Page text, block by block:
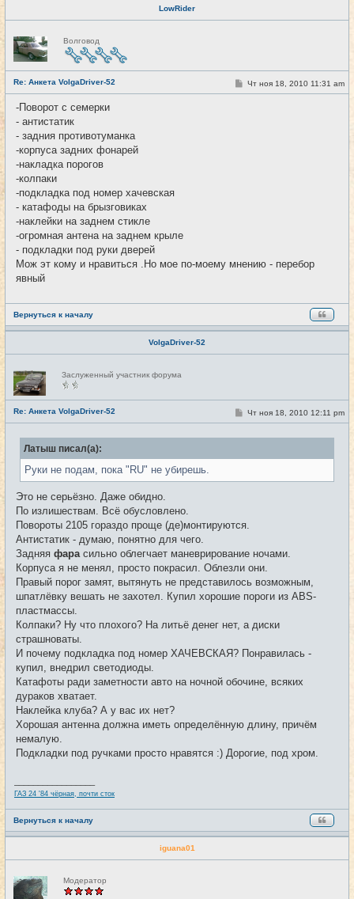
LowRider
Н
е
в
с
е
т
и
Волговод
Re: Анкета VolgaDriver-52 #8
С
о
Чт ноя 18, 2010 11:31 am
-Поворот с семерки
- антистатик
- задния противотуманка
-корпуса задних фонарей
-накладка порогов
-колпаки
-подкладка под номер хачевская
- катафоды на брызговиках
-наклейки на заднем стикле
-огромная антена на заднем крыле
- подкладки под руки дверей
Мож эт кому и нравиться .Но мое по-моему мнению - перебор
явный
Вернуться к началу
VolgaDriver-52
Н
е
в
с
е
т
и
Заслуженный участник форума
Re: Анкета VolgaDriver-52 #9
С
о
б
е
Чт ноя 18, 2010 12:11 pm
Латыш писал(а):
Руки не подам, пока "RU" не убирешь.
Это не серьёзно. Даже обидно.
По излишествам. Всё обусловлено.
Повороты 2105 гораздо проще (де)монтируются.
Антистатик - думаю, понятно для чего.
Задняя фара сильно облегчает маневрирование ночами.
Корпуса я не менял, просто покрасил. Облезли они.
Правый порог замят, вытянуть не представилось возможным,
шпатлёвку вешать не захотел. Купил хорошие пороги из ABS-
пластмассы.
Колпаки? Ну что плохого? На литьё денег нет, а диски
страшноваты.
И почему подкладка под номер ХАЧЕВСКАЯ? Понравилась -
купил, внедрил светодиоды.
Катафоты ради заметности авто на ночной обочине, всяких
дураков хватает.
Наклейка клуба? А у вас их нет?
Хорошая антенна должна иметь определённую длину, причём
немалую.
Подкладки под ручками просто нравятся :) Дорогие, под хром.
ГАЗ 24 '84 чёрная, почти сток
Вернуться к началу
iguana01
Н
е
Модератор